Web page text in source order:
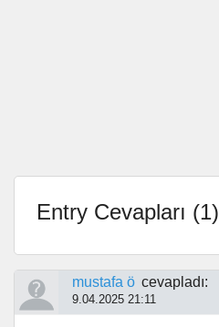
Entry Cevapları (1)
mustafa ö cevapladı:
9.04.2025 21:11